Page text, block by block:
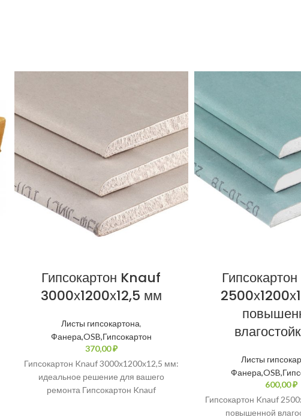
Гипсокартон Knauf
3000х1200х12,5 мм
Листы гипсокартона,
Фанера,OSB,Гипсокартон
₽
Гипсокартон Knauf 3000х1200х12,5 мм:
идеальное решение для вашего
ремонта Гипсокартон Knauf
Листы
₽
Гипсокартон Knauf
повышенной